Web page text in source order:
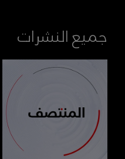
جميع النشرات